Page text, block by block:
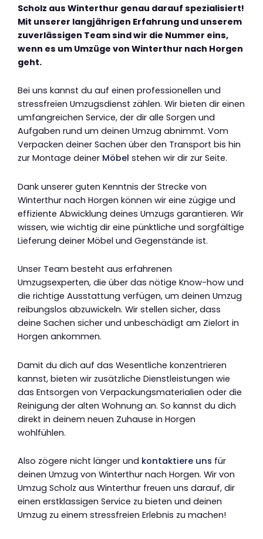
Scholz aus Winterthur genau darauf spezialisiert!
Mit unserer langjährigen Erfahrung und unserem
zuverlässigen Team sind wir die Nummer eins,
wenn es um Umzüge von Winterthur nach Horgen
geht.
Bei uns kannst du auf einen professionellen und
stressfreien Umzugsdienst zählen. Wir bieten dir einen
umfangreichen Service, der dir alle Sorgen und
Aufgaben rund um deinen Umzug abnimmt. Vom
Verpacken deiner Sachen über den Transport bis hin
zur Montage deiner Möbel stehen wir dir zur Seite.
Dank unserer guten Kenntnis der Strecke von
Winterthur nach Horgen können wir eine zügige und
effiziente Abwicklung deines Umzugs garantieren. Wir
wissen, wie wichtig dir eine pünktliche und sorgfältige
Lieferung deiner Möbel und Gegenstände ist.
Unser Team besteht aus erfahrenen
Umzugsexperten, die über das nötige Know-how und
die richtige Ausstattung verfügen, um deinen Umzug
reibungslos abzuwickeln. Wir stellen sicher, dass
deine Sachen sicher und unbeschädigt am Zielort in
Horgen ankommen.
Damit du dich auf das Wesentliche konzentrieren
kannst, bieten wir zusätzliche Dienstleistungen wie
das Entsorgen von Verpackungsmaterialien oder die
Reinigung der alten Wohnung an. So kannst du dich
direkt in deinem neuen Zuhause in Horgen
wohlfühlen.
Also zögere nicht länger und kontaktiere uns für
deinen Umzug von Winterthur nach Horgen. Wir von
Umzug Scholz aus Winterthur freuen uns darauf, dir
einen erstklassigen Service zu bieten und deinen
Umzug zu einem stressfreien Erlebnis zu machen!